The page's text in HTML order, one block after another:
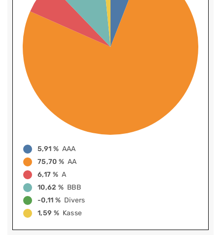
5,91 % AAA
75,70 % AA
6,17 % A
10,62 % BBB
-0,11 % Divers
1,59 % Kasse